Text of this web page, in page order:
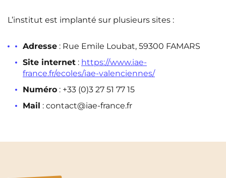
L’institut est implanté sur plusieurs sites :
Adresse : Rue Emile Loubat, 59300 FAMARS
Site internet : https://www.iae-
france.fr/ecoles/iae-valenciennes/
Numéro : +33 (0)3 27 51 77 15
Mail : contact@iae-france.fr